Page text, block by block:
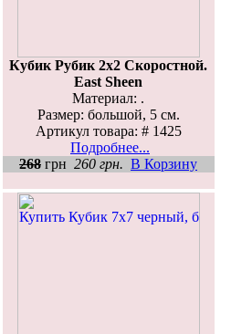
Кубик Рубик 2х2 Скоростной.
East Sheen
Материал: .
Размер: большой, 5 см.
Артикул товара: # 1425
Подробнее...
268 грн 260 грн. В Корзину